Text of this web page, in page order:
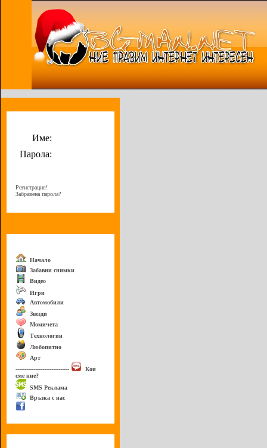
Име:
Парола:
Регистрация!
Забравена парола?
Начало
Забавни снимки
Видео
Игри
Автомобили
Звезди
Момичета
Технологии
Любопитно
Арт
------------------------------
Кои
сме ние?
SMS Реклама
Връзка с нас